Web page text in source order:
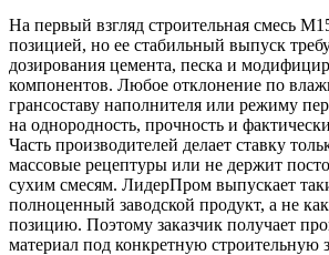
На первый взгляд строительная смесь
позицией, но ее стабильный выпуск
дозирования цемента, песка и
компонентов. Любое отклонение по
грансоставу наполнителя или режиму
на однородность, прочность и
Часть производителей делает ставку
массовые рецептуры или не держит
сухим смесям. ЛидерПром выпускает
полноценный заводской продукт, а не
позицию. Поэтому заказчик получает
материал под конкретную строительную